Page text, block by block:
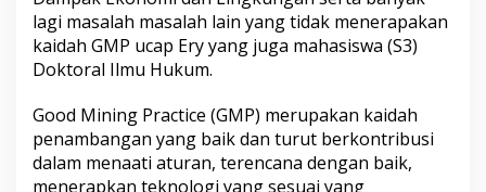
lagi masalah masalah lain yang tidak menerapakan
kaidah GMP ucap Ery yang juga mahasiswa (S3)
Doktoral Ilmu Hukum.
Good Mining Practice (GMP) merupakan kaidah
penambangan yang baik dan turut berkontribusi
dalam menaati aturan, terencana dengan baik,
menerapkan teknologi yang sesuai yang